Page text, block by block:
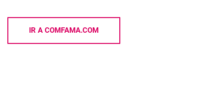
IR A COMFAMA.COM